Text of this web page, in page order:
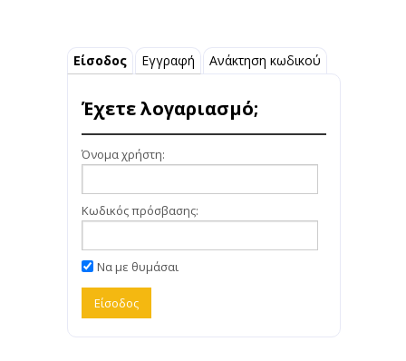
Είσοδος Εγγραφή Ανάκτηση κωδικού
Έχετε λογαριασμό;
Όνομα χρήστη:
Κωδικός πρόσβασης:
Να με θυμάσαι